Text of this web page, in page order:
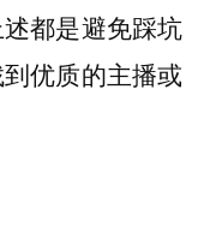
都是避免踩坑
优质的主播或